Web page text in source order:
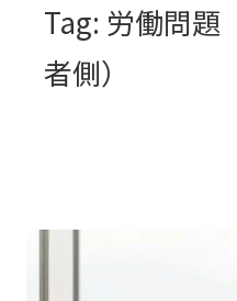
Tag: 労働問題
者側）